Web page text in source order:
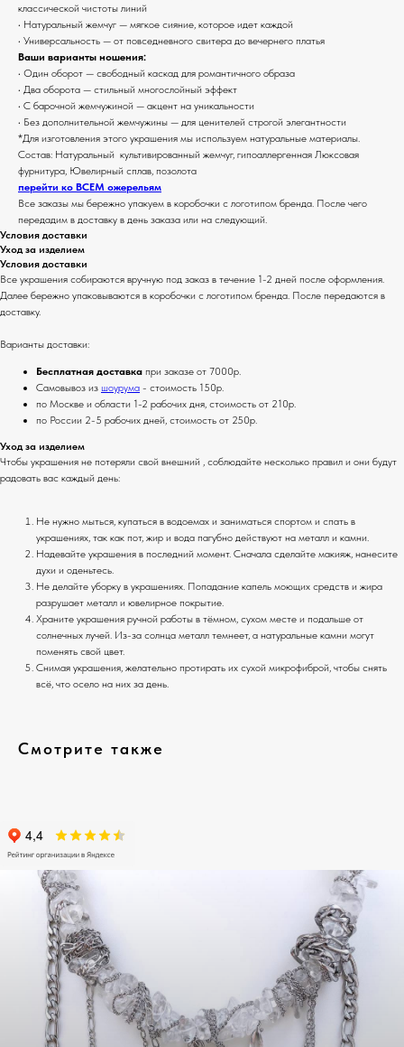
классической чистоты линий
• Натуральный жемчуг — мягкое сияние, которое идет каждой
• Универсальность — от повседневного свитера до вечернего платья
Ваши варианты ношения:
• Один оборот — свободный каскад для романтичного образа
• Два оборота — стильный многослойный эффект
• С барочной жемчужиной — акцент на уникальности
• Без дополнительной жемчужины — для ценителей строгой элегантности
*Для изготовления этого украшения мы используем натуральные материалы.
Состав: Натуральный культивированный жемчуг, гипоаллергенная Люксовая
фурнитура, Ювелирный сплав, позолота
перейти ко ВСЕМ ожерельям
Все заказы мы бережно упакуем в коробочки с логотипом бренда. После чего
передадим в доставку в день заказа или на следующий.
Условия доставки
Уход за изделием
Условия доставки
Все украшения собираются вручную под заказ в течение 1-2 дней после оформления.
Далее бережно упаковываются в коробочки с логотипом бренда. После передаются в
доставку.
Варианты доставки:
Бесплатная доставка при заказе от 7000р.
Самовывоз из шоурума - стоимость 150р.
по Москве и области 1-2 рабочих дня, стоимость от 210р.
по России 2-5 рабочих дней, стоимость от 250р.
Уход за изделием
Чтобы украшения не потеряли свой внешний , соблюдайте несколько правил и они будут
радовать вас каждый день:
Не нужно мыться, купаться в водоемах и заниматься спортом и спать в
украшениях, так как пот, жир и вода пагубно действуют на металл и камни.
Надевайте украшения в последний момент. Сначала сделайте макияж, нанесите
духи и оденьтесь.
Не делайте уборку в украшениях. Попадание капель моющих средств и жира
разрушает металл и ювелирное покрытие.
Храните украшения ручной работы в тёмном, сухом месте и подальше от
солнечных лучей. Из-за солнца металл темнеет, а натуральные камни могут
поменять свой цвет.
Снимая украшения, желательно протирать их сухой микрофиброй, чтобы снять
всё, что осело на них за день.
Смотрите также